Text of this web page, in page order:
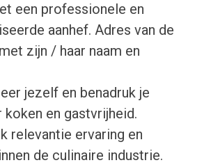
een professionele en
aanhef. Adres van de
zijn / haar naam en
jezelf en benadruk je
koken en gastvrijheid.
relevantie ervaring en
de culinaire industrie.